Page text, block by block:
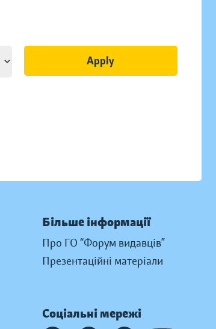
Apply
Більше інформації
Про ГО “Форум видавців”
Презентаційні матеріали
Соціальні мережі